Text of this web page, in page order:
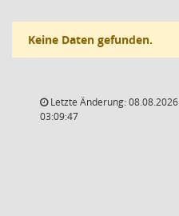
Keine Daten gefunden.
Letzte Änderung: 08.08.2026
03:09:47